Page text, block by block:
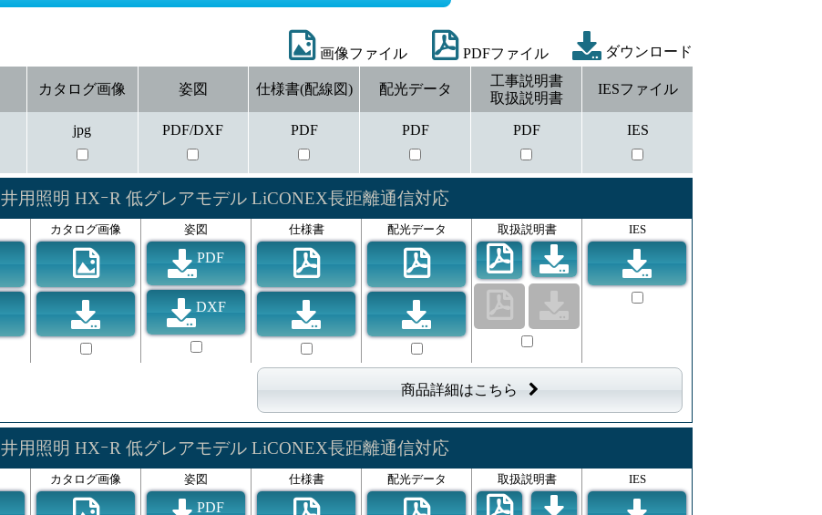
画像ファイル PDFファイル ダウンロード
カタログ画像
jpg
姿図
PDF/DXF
仕様書(配線図)
PDF
配光データ
PDF
工事説明書
取扱説明書
PDF
IESファイル
IES
用照明 HXｰR 低グレアモデル LiCONEX長距離通信対応
カタログ画像 姿図
PDF
DXF
仕様書 配光データ 取扱説明書 IES
商品詳細はこちら
用照明 HXｰR 低グレアモデル LiCONEX長距離通信対応
カタログ画像 姿図
PDF
仕様書 配光データ 取扱説明書 IES